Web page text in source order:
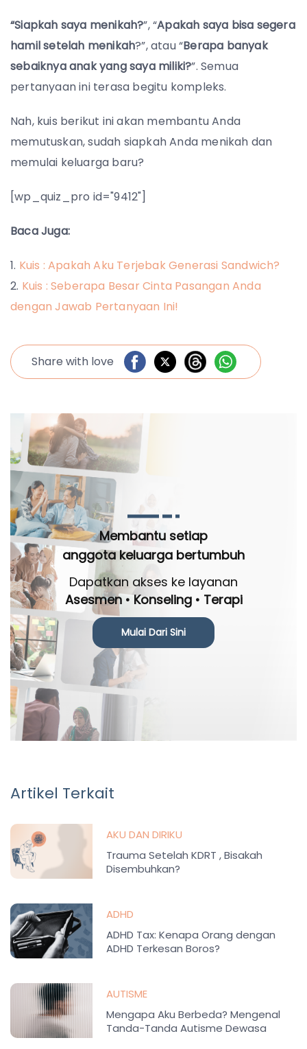
“Siapkah saya menikah?”,“Apakah saya bisa segera
hamil setelah menikah?”,atau“Berapa banyak
sebaiknya anak yang saya miliki?”.Semua
pertanyaan ini terasa begitu kompleks.
Nah, kuis berikut ini akan membantu Anda
memutuskan, sudah siapkah Anda menikah dan
memulai keluarga baru?
[wp_quiz_pro id="9412"]
Baca Juga:
Kuis : Apakah Aku Terjebak Generasi Sandwich?
Kuis : Seberapa Besar Cinta Pasangan Anda
dengan Jawab Pertanyaan Ini!
Share with love
Membantu setiap
anggota keluarga bertumbuh
Dapatkan akses ke layanan
Asesmen • Konseling • Terapi
Mulai Dari Sini
Artikel Terkait
AKU DAN DIRIKU
Trauma Setelah KDRT , Bisakah
Disembuhkan?
ADHD
ADHD Tax: Kenapa Orang dengan
ADHD Terkesan Boros?
AUTISME
Mengapa Aku Berbeda? Mengenal
Tanda-Tanda Autisme Dewasa